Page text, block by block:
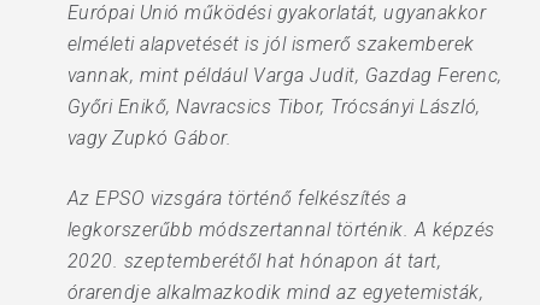
Európai Unió működési gyakorlatát, ugyanakkor
elméleti alapvetését is jól ismerő szakemberek
vannak, mint például Varga Judit, Gazdag Ferenc,
Győri Enikő, Navracsics Tibor, Trócsányi László,
vagy Zupkó Gábor.
Az EPSO vizsgára történő felkészítés a
legkorszerűbb módszertannal történik. A képzés
2020. szeptemberétől hat hónapon át tart,
órarendje alkalmazkodik mind az egyetemisták,